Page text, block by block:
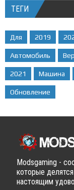
ТЕГИ
Для 2019
Автомобиль
2021 Машина
Обновление
Modsgaming -
которые
настоящим